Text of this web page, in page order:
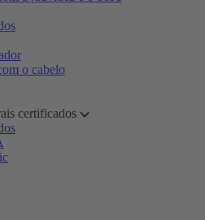
o cabelo
certificados